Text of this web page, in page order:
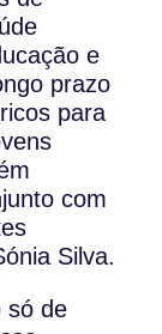
e
prazo
para
com
Silva.
só de